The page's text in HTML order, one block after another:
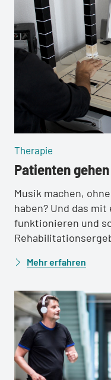
Therapie
Patienten
Musik machen,
haben? Und das
funktionieren und
Mehr erfahren